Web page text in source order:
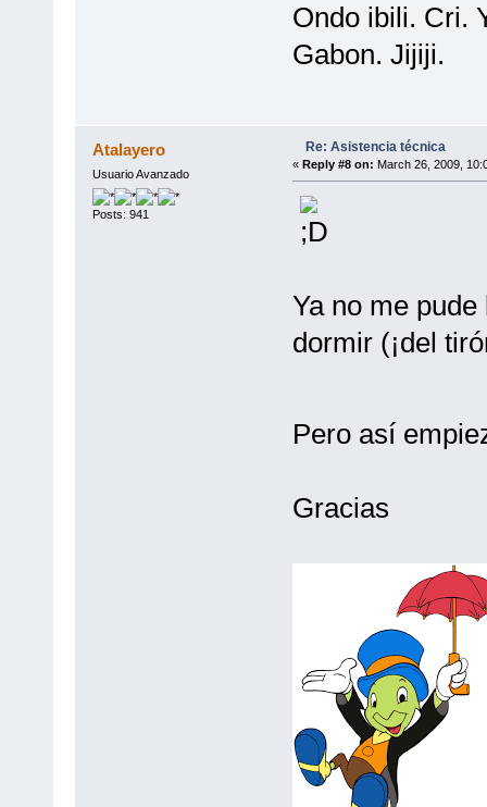
Ondo ibili. Cri.
Gabon. Jijiji.
Atalayero
Usuario Avanzado
Posts: 941
Re: Asistencia técnica
« Reply #8 on: March 26, 2009,
Ya no me
dormir (¡del
Pero así
Gracias